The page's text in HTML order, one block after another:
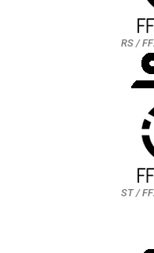
RS /
ST /